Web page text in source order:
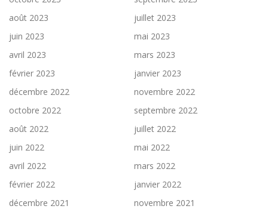
août 2023
juillet 2023
juin 2023
mai 2023
avril 2023
mars 2023
février 2023
janvier 2023
décembre 2022
novembre 2022
octobre 2022
septembre 2022
août 2022
juillet 2022
juin 2022
mai 2022
avril 2022
mars 2022
février 2022
janvier 2022
décembre 2021
novembre 2021